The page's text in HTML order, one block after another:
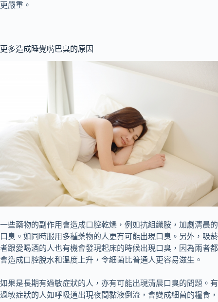
更嚴重。
更多造成睡覺嘴巴臭的原因
一些藥物的副作用會造成口腔乾燥，例如抗組織胺，加劇清晨的
口臭。如同時服用多種藥物的人更有可能出現口臭。另外，吸菸
者跟愛喝酒的人也有機會發現起床的時候出現口臭，因為兩者都
會造成口腔脫水和溫度上升，令細菌比普通人更容易滋生。
如果是長期有過敏症狀的人，亦有可能出現清晨口臭的問題。有
過敏症狀的人如呼吸道出現夜間黏液倒流，會變成細菌的糧食，